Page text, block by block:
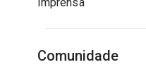
Comunidade